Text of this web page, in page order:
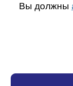
Вы должны